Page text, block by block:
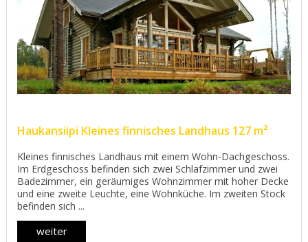
Haukansiipi Kleines finnisches Landhaus 127 m²
Kleines finnisches Landhaus mit einem Wohn-Dachgeschoss.
Im Erdgeschoss befinden sich zwei Schlafzimmer und zwei
Badezimmer, ein geräumiges Wohnzimmer mit hoher Decke
und eine zweite Leuchte, eine Wohnküche. Im zweiten Stock
befinden sich ...
weiter